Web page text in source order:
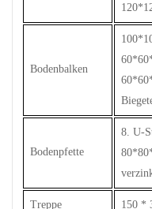
Bodenbalken
Bodenpfette
8. U-
Treppe 150 *